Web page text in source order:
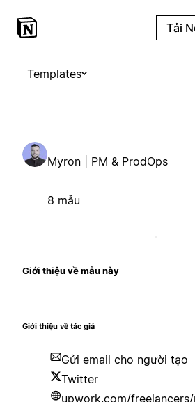
Tải
Templates
Myron | PM & ProdOps
8 mẫu
Giới thiệu về mẫu này
Giới thiệu về tác giả
Gửi email cho người tạo
Twitter
upwork.com/